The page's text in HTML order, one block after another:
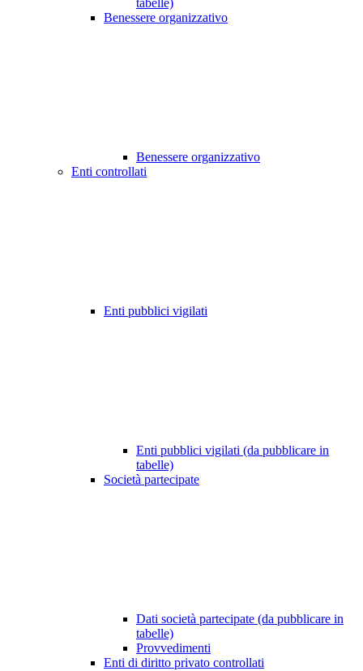
tabelle)
Benessere organizzativo
Benessere organizzativo
Enti controllati
Enti pubblici vigilati
Enti pubblici vigilati (da pubblicare in
tabelle)
Società partecipate
Dati società partecipate (da pubblicare in
tabelle)
Provvedimenti
Enti di diritto privato controllati